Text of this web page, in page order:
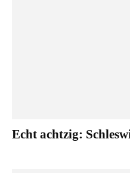
Echt achtzig: